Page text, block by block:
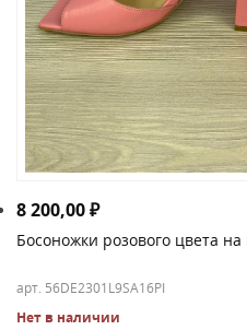
8 200,00₽
Босоножки розового цвета
арт. 56DE2301L9SA16PI
Нет в наличии